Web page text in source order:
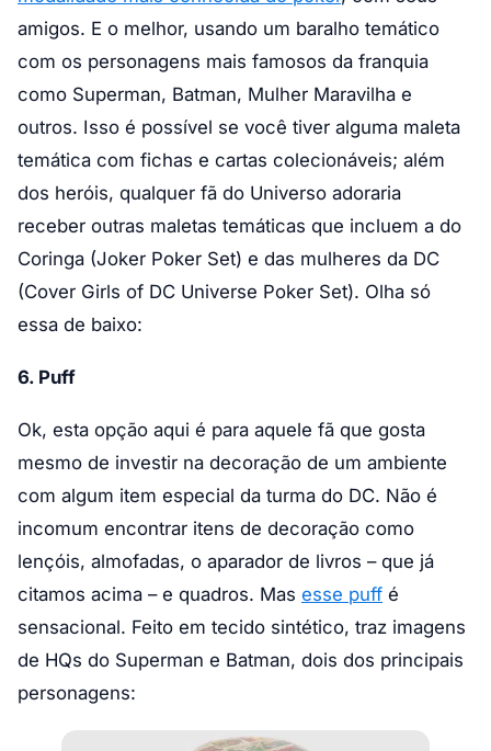
amigos. E o melhor, usando um baralho temático
com os personagens mais famosos da franquia
como Superman, Batman, Mulher Maravilha e
outros. Isso é possível se você tiver alguma maleta
temática com fichas e cartas colecionáveis; além
dos heróis, qualquer fã do Universo adoraria
receber outras maletas temáticas que incluem a do
Coringa (Joker Poker Set) e das mulheres da DC
(Cover Girls of DC Universe Poker Set). Olha só
essa de baixo:
6. Puff
Ok, esta opção aqui é para aquele fã que gosta
mesmo de investir na decoração de um ambiente
com algum item especial da turma do DC. Não é
incomum encontrar itens de decoração como
lençóis, almofadas, o aparador de livros – que já
citamos acima – e quadros. Mas esse puff é
sensacional. Feito em tecido sintético, traz imagens
de HQs do Superman e Batman, dois dos principais
personagens: